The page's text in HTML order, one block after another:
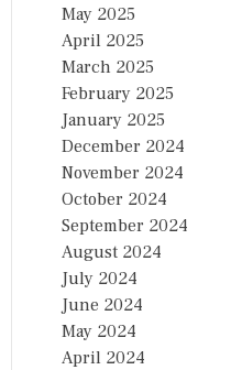
May 2025
April 2025
March 2025
February 2025
January 2025
December 2024
November 2024
October 2024
September 2024
August 2024
July 2024
June 2024
May 2024
April 2024